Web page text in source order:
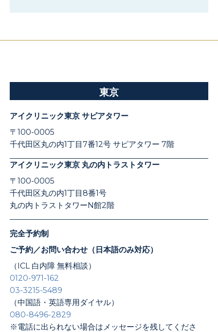
東京
アイクリニック東京 サピアタワー
〒100-0005
千代田区丸の内1丁目7番12号 サピアタワー 7階
アイクリニック東京 丸の内トラストタワー
〒100-0005
千代田区丸の内1丁目8番1号
丸の内トラストタワーN館2階
完全予約制
ご予約／お問い合わせ（日本語のみ対応）
（ICL 白内障 無料相談）
0120-971-162
03-3215-5489
（中国語・英語専用ダイヤル）
080-8496-2829
※電話に出られない場合はメッセージを残してくださ